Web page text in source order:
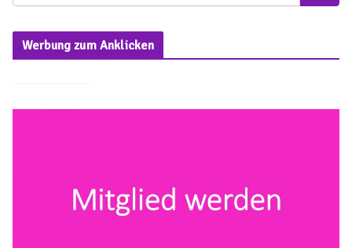
Werbung zum Anklicken